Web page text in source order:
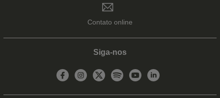
Contato online
Siga-nos